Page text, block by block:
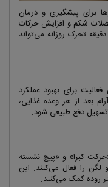
برای پیشگیری و درمان
شکم و افزایش حرکات
تحرک روزانه می‌تواند
برای بهبود عملکرد
پیاده‌روی آرام بعد از هر وعده غذایی،
دفع طبیعی شود.
کبرا» و «پیچ نشسته
را فعال می‌کنند. این
روده کمک می‌کنند.